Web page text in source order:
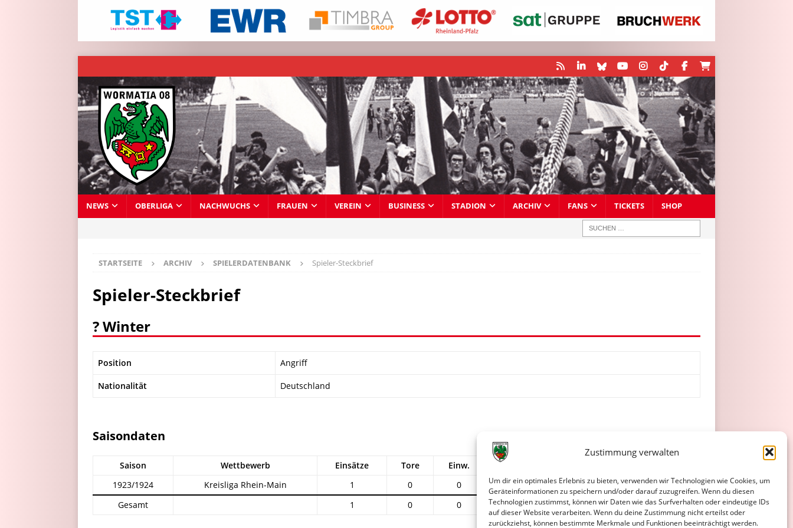
Zustimmung verwalten
Um dir ein optimales Erlebnis zu bieten, verwenden wir Technologien wie Cookies, um
Geräteinformationen zu speichern und/oder darauf zuzugreifen. Wenn du diesen
Technologien zustimmst, können wir Daten wie das Surfverhalten oder eindeutige IDs
auf dieser Website verarbeiten. Wenn du deine Zustimmung nicht erteilst oder
zurückziehst, können bestimmte Merkmale und Funktionen beeinträchtigt werden.
NEWS OBERLIGA NACHWUCHS FRAUEN VEREIN BUSINESS STADION ARCHIV FANS TICKETS SHOP
STARTSEITE ARCHIV SPIELERDATENBANK Spieler-Steckbrief
Spieler-Steckbrief
? Winter
Position Angriff
Nationalität Deutschland
Saisondaten
Saison Wettbewerb Einsätze Tore Einw. Ausw.
1923/1924
Kreisliga Rhein-Main 1 0 0 0
0
Gesamt
1 0 0 0 0 0 0